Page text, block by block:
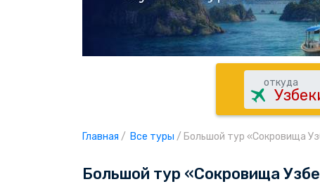
откуда
Главная / Все туры / Большой тур «Сокровища
Большой тур «Сокровища